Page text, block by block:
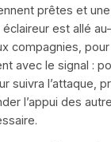
prêtes et
est allé
compagnies, pour
avec le signal :
suivra l’attaque,
l’appui des